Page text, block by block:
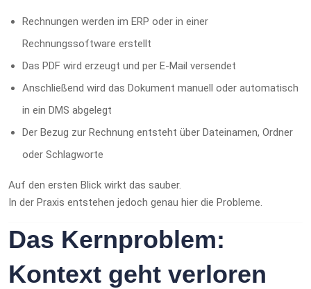
Rechnungen werden im ERP oder in einer
Rechnungssoftware erstellt
Das PDF wird erzeugt und per E-Mail versendet
Anschließend wird das Dokument manuell oder automatisch
in ein DMS abgelegt
Der Bezug zur Rechnung entsteht über Dateinamen, Ordner
oder Schlagworte
Auf den ersten Blick wirkt das sauber.
In der Praxis entstehen jedoch genau hier die Probleme.
Das Kernproblem:
Kontext geht verloren